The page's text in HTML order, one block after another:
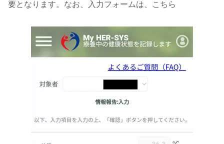
要となります。なお、入力フォームは、こちら